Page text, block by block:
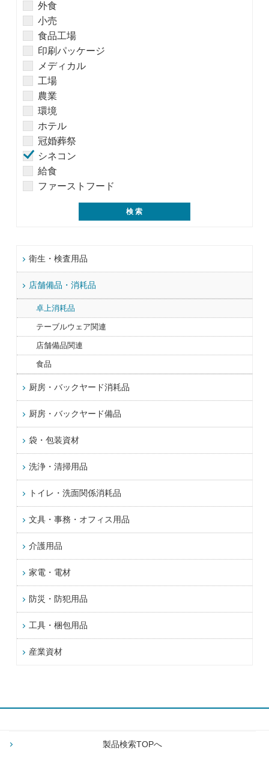
外食
小売
食品工場
印刷パッケージ
メディカル
工場
農業
環境
ホテル
冠婚葬祭
シネコン
給食
ファーストフード
衛生・検査用品
店舗備品・消耗品
卓上消耗品
テーブルウェア関連
店舗備品関連
食品
厨房・バックヤード消耗品
厨房・バックヤード備品
袋・包装資材
洗浄・清掃用品
トイレ・洗面関係消耗品
文具・事務・オフィス用品
介護用品
家電・電材
防災・防犯用品
工具・梱包用品
産業資材
製品検索TOPへ